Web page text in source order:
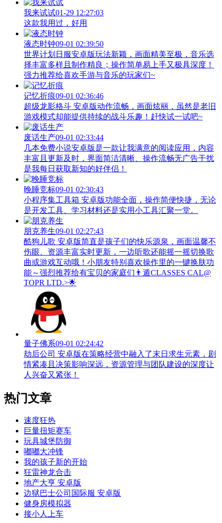
我来试试01-29 12:27:03
这款我用过，好用
液态时钟09-01 02:39:50
世界计划日服安卓版玩法新颖，画面精美至极，音乐选
择丰富多样且制作精良；操作简单易上手又极具深度！
强力推荐给喜欢手游与音乐的玩家们~
记忆折痕09-01 02:36:46
超级龙影格斗 安卓版动作流畅，画面炫丽，虽然是老旧
游戏模式却能提供持续的战斗乐趣！赶快试一试吧~
废话生产09-01 02:33:44
几本免费小说安卓版是一款让我满意的阅读应用，内容
丰富且更新及时，界面简洁清晰、操作流畅无广告干扰
是我每日获取新知的好伴侣！
晚睡竞标09-01 02:30:43
小程序集工具箱 安卓版功能全面，操作简便快捷，无论
是开发工具、学习材料还是实用小工具汇聚一堂。
朋克养生09-01 02:27:43
酷狗儿歌 安卓版简直是孩子们的快乐源泉，画面温馨不
伤眼、资源丰富实时更新，一边听歌还能摇一摇切换歌
曲或游戏互动哦！小朋友特别喜欢操作里的一键换肤功
能～强烈推荐给有宝贝的家庭们👨‍遁️CLASSES CAL@
TOPR LTD.>🌟
量子佛系09-01 02:24:42
劫后公司 安卓版在策略经营中融入了末日求生元素，剧
情紧凑且决策影响深远，资源管理与团队建设的深度让
人兴奋又紧张！
热门文章
速度狂热
巨量扭矩赛车
玩具城堡防御
嘟嘟大冲锋
我的孩子新的开始
狂雷神龙合击
地产大亨 安卓版
边狱巴士公司国际服 安卓版
健身房模拟器
接小人上车